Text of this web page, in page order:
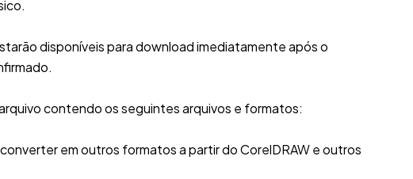
disponíveis para download imediatamente após o
contendo os seguintes arquivos e formatos:
em outros formatos a partir do CorelDRAW e outros